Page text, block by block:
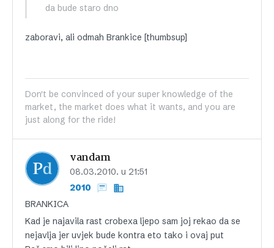
da bude staro dno
zaboravi, ali odmah Brankice [thumbsup]
Don't be convinced of your super knowledge of the
market, the market does what it wants, and you are
just along for the ride!
vandam
08.03.2010. u 21:51
2010
BRANKICA
Kad je najavila rast crobexa ljepo sam joj rekao da se
nejavlja jer uvjek bude kontra eto tako i ovaj put